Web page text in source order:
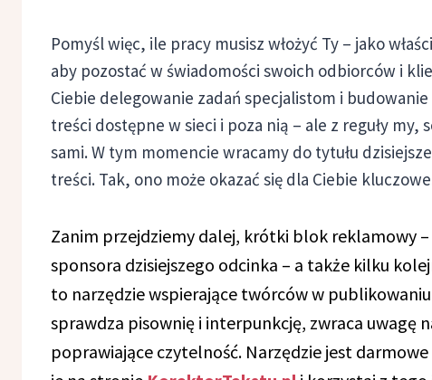
Pomyśl więc, ile pracy musisz włożyć Ty – jako
aby pozostać w świadomości swoich odbiorców i
Ciebie delegowanie zadań specjalistom i
treści dostępne w sieci i poza nią – ale z reguły
sami. W tym momencie wracamy do tytułu
treści. Tak, ono może okazać się dla Ciebie
Zanim przejdziemy dalej, krótki blok reklamowy
sponsora dzisiejszego odcinka – a także kilku
to narzędzie wspierające twórców w
sprawdza pisownię i interpunkcję, zwraca uwagę
poprawiające czytelność. Narzędzie jest